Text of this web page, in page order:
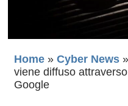
Home » Cyber News »
viene diffuso
Google